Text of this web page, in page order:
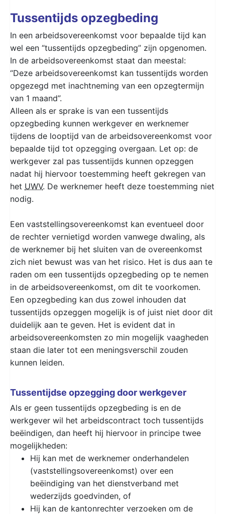
Tussentijds opzegbeding
In een arbeidsovereenkomst voor bepaalde tijd kan
wel een “tussentijds opzegbeding” zijn opgenomen.
In de arbeidsovereenkomst staat dan meestal:
“Deze arbeidsovereenkomst kan tussentijds worden
opgezegd met inachtneming van een opzegtermijn
van 1 maand”.
Alleen als er sprake is van een tussentijds
opzegbeding kunnen werkgever en werknemer
tijdens de looptijd van de arbeidsovereenkomst voor
bepaalde tijd tot opzegging overgaan. Let op: de
werkgever zal pas tussentijds kunnen opzeggen
nadat hij hiervoor toestemming heeft gekregen van
het UWV. De werknemer heeft deze toestemming niet
nodig.
Een vaststellingsovereenkomst kan eventueel door
de rechter vernietigd worden vanwege dwaling, als
de werknemer bij het sluiten van de overeenkomst
zich niet bewust was van het risico. Het is dus aan te
raden om een tussentijds opzegbeding op te nemen
in de arbeidsovereenkomst, om dit te voorkomen.
Een opzegbeding kan dus zowel inhouden dat
tussentijds opzeggen mogelijk is of juist niet door dit
duidelijk aan te geven. Het is evident dat in
arbeidsovereenkomsten zo min mogelijk vaagheden
staan die later tot een meningsverschil zouden
kunnen leiden.
Tussentijdse opzegging door werkgever
Als er geen tussentijds opzegbeding is en de
werkgever wil het arbeidscontract toch tussentijds
beëindigen, dan heeft hij hiervoor in principe twee
mogelijkheden:
Hij kan met de werknemer onderhandelen
(vaststellingsovereenkomst) over een
beëindiging van het dienstverband met
wederzijds goedvinden, of
Hij kan de kantonrechter verzoeken om de